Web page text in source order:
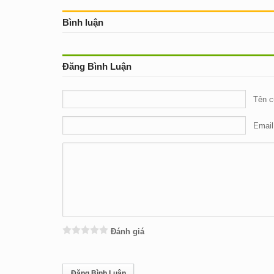
Bình luận
Đăng Bình Luận
Tên
Email
Đánh giá